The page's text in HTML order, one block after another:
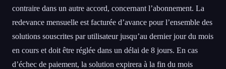
contraire dans un autre accord, concernant l’abonnement. La
redevance mensuelle est facturée d’avance pour l’ensemble des
solutions souscrites par utilisateur jusqu’au dernier jour du mois
en cours et doit être réglée dans un délai de 8 jours. En cas
d’échec de paiement, la solution expirera à la fin du mois